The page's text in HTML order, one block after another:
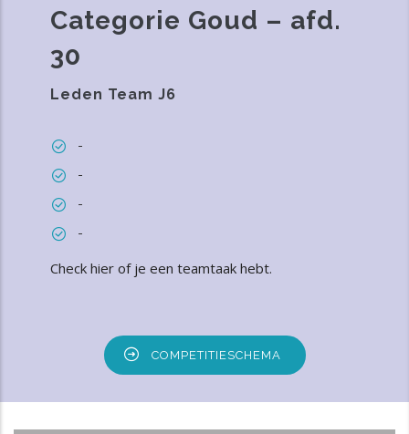
Categorie Goud – afd.
30
Leden Team J6
-
-
-
-
Check hier of je een teamtaak hebt.
COMPETITIESCHEMA